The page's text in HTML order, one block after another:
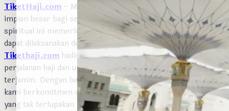
TiketHaji.com – Melaksanakan ibadah haji dan umrah adalah
impian besar bagi setiap umat Muslim. Namun, perjalanan
spiritual ini memerlukan perencanaan yang matang agar
dapat dilaksanakan dengan lancar dan khusyuk.
Tikethaji.com hadir untuk membantu merencanakan
perjalanan haji dan umrah dengan mudah, nyaman, dan
terjamin. Dengan berbagai pilihan paket dan layanan terbaik,
kami berkomitmen untuk memberikan pengalaman ibadah
yang tak terlupakan bagi sahabat tikethaji dan keluarga.